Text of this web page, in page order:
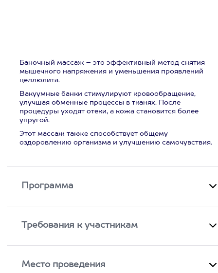
Баночный массаж – это эффективный метод снятия
мышечного напряжения и уменьшения проявлений
целлюлита.
Вакуумные банки стимулируют кровообращение,
улучшая обменные процессы в тканях. После
процедуры уходят отеки, а кожа становится более
упругой.
Этот массаж также способствует общему
оздоровлению организма и улучшению самочувствия.
Программа
Требования к участникам
Место проведения